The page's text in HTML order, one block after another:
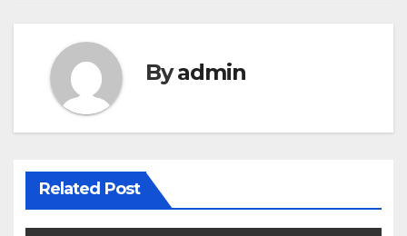
Byadmin
Related Post